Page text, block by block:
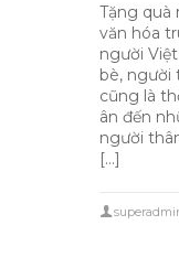
Tặng
văn hóa
người
bè, người
cũng là
ân đến
người
[…]